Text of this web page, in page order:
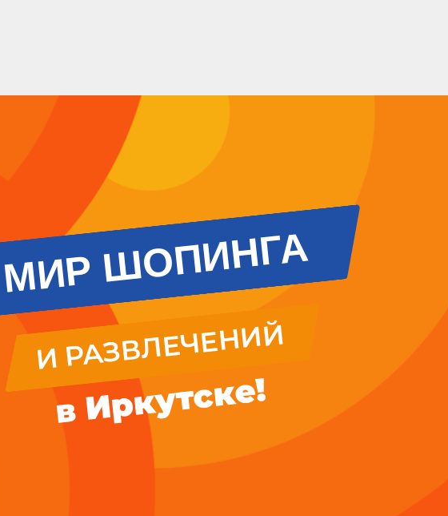
в Иркутске!
МИР ШОПИНГА
И РАЗВЛЕЧЕНИЙ